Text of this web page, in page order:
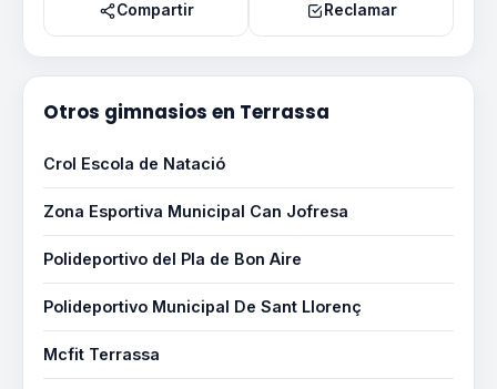
Compartir Reclamar
Otros gimnasios en Terrassa
Crol Escola de Natació
Zona Esportiva Municipal Can Jofresa
Polideportivo del Pla de Bon Aire
Polideportivo Municipal De Sant Llorenç
Mcfit Terrassa